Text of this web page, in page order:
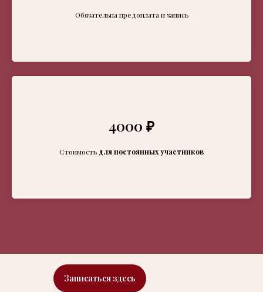
Обязательна предоплата и запись
4000 ₽
Стоимость для постоянных участников
Записаться здесь